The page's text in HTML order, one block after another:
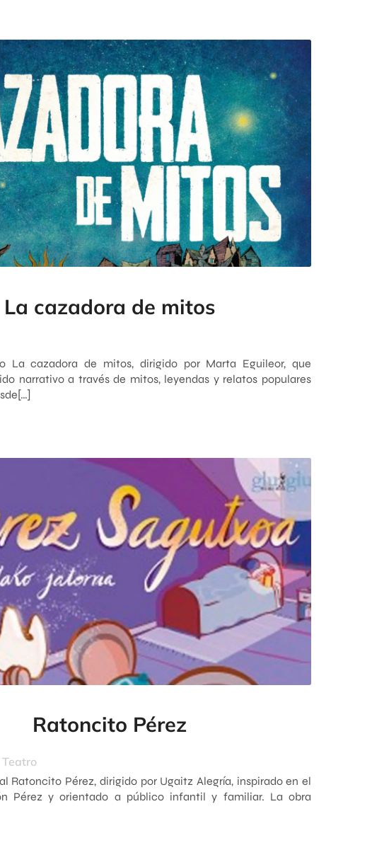
La cazadora de mitos
La cazadora de mitos, dirigido por Marta Eguileor, que
narrativo a través de mitos, leyendas y relatos populares
Ratoncito Pérez
Teatro
Ratoncito Pérez, dirigido por Ugaitz Alegría, inspirado en el
Pérez y orientado a público infantil y familiar. La obra